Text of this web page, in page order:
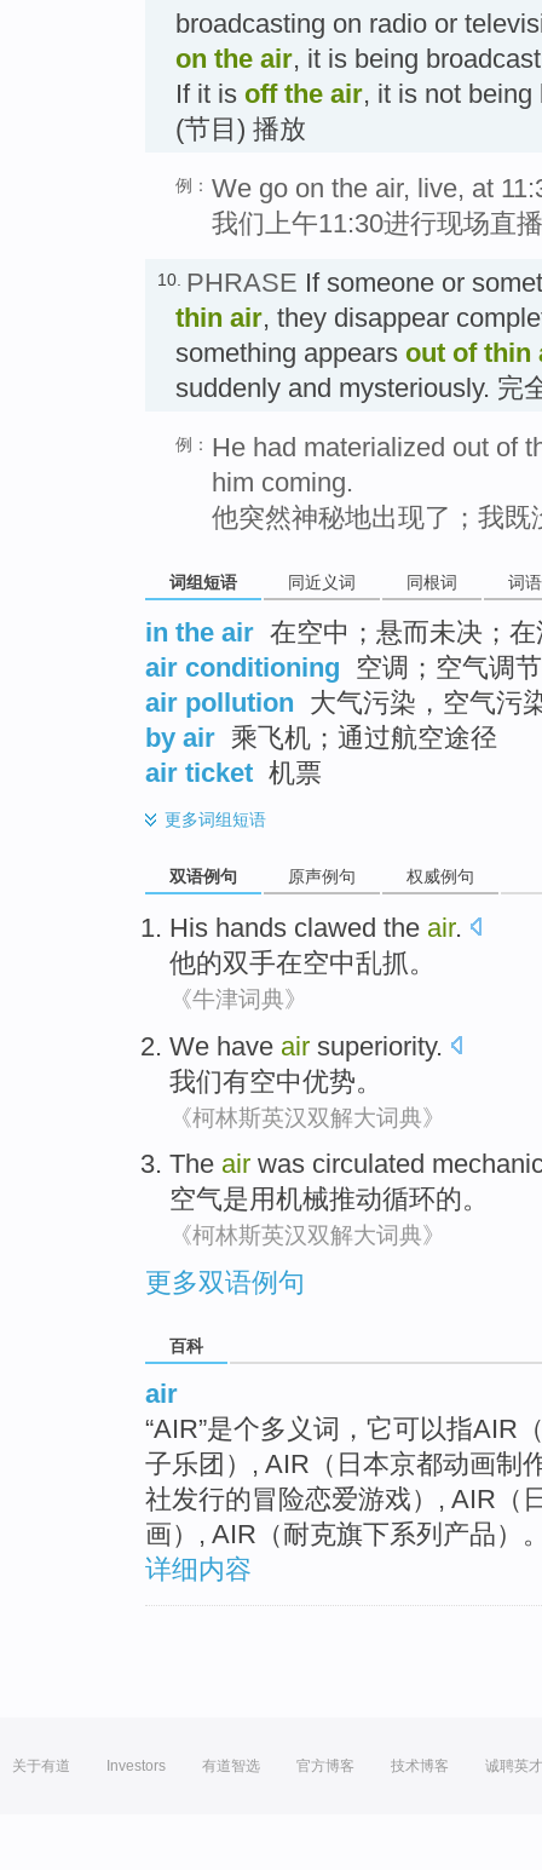
broadcasting on radio or
on the air, it is being
If it is off the air, it is not
(节目) 播放
例： We go on the air, live, at
我们上午11:30进行现场直
10. PHRASE If someone or
thin air, they disappear
something appears out of thin
suddenly and mysteriously. 完
例： He had materialized out of
him coming.
他突然神秘地出现了；我
词组短语 同近义词 同根词 词
in the air 在空中；悬而未决；
air conditioning
空调；空气调节
air pollution 大气污染，空气污
by air 乘飞机；通过航空途径
air ticket 机票
更多词组短语
双语例句 原声例句 权威例句
His hands clawed the air.
他的双手在空中乱抓。
《牛津词典》
We have air superiority.
我们有空中优势。
《柯林斯英汉双解大词典》
The air was circulated
空气是用机械推动循环的。
《柯林斯英汉双解大词典》
更多双语例句
百科
air
“AIR”是个多义词，它可以指AIR
子乐团）, AIR（日本京都动画制
社发行的冒险恋爱游戏）, AIR（
画）, AIR（耐克旗下系列产品）
详细内容
关于有道 Investors 有道智选 官方博客 技术博客 诚聘英才